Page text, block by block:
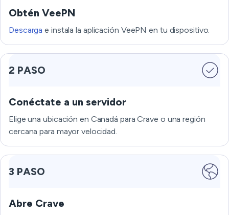
Obtén VeePN
Descarga e instala la aplicación VeePN en tu dispositivo.
2 PASO
Conéctate a un servidor
Elige una ubicación en Canadá para Crave o una región
cercana para mayor velocidad.
3 PASO
Abre Crave